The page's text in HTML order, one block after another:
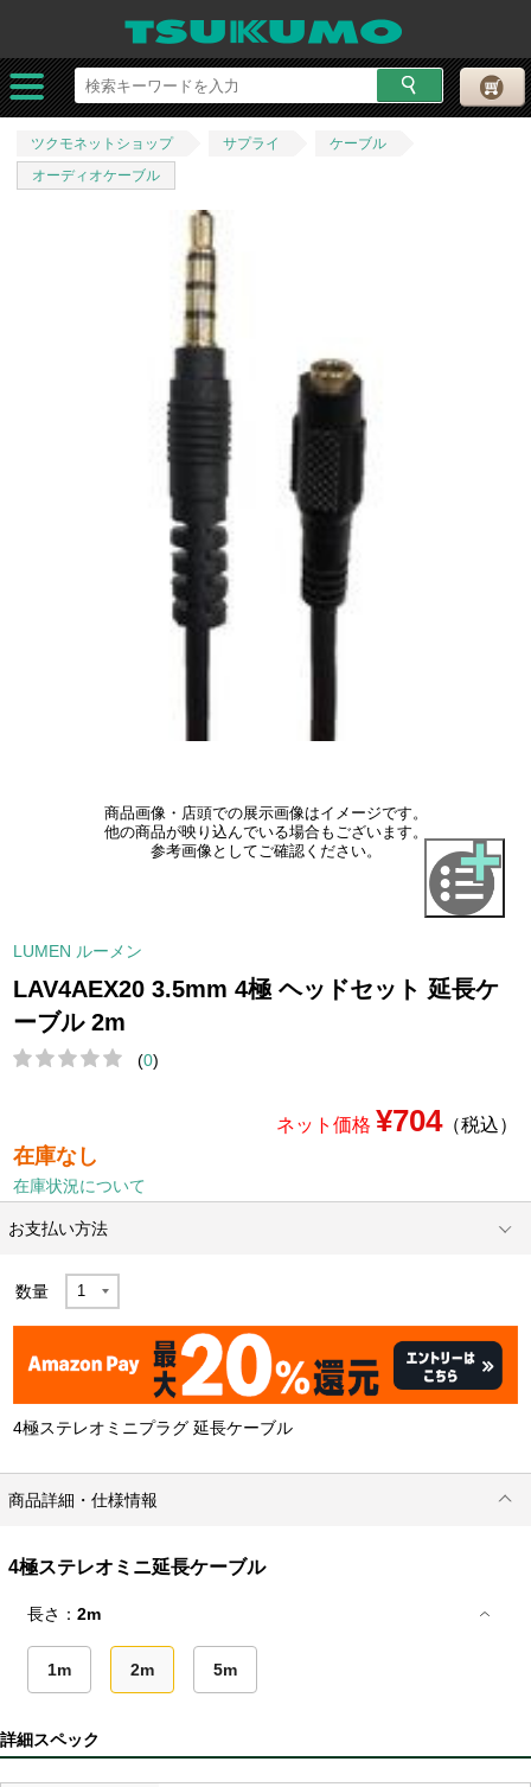
ツクモネットショップ サプライ
ケーブル
オーディオケーブル
商品画像・店頭での展示画像はイメージです。
他の商品が映り込んでいる場合もございます。
参考画像としてご確認ください。
LUMEN ルーメン
LAV4AEX20 3.5mm 4極 ヘッドセット 延長ケ
ーブル 2m
(0)
ネット価格 ¥704（税込）
在庫なし
在庫状況について
お支払い方法
数量
4極ステレオミニプラグ 延長ケーブル
商品詳細・仕様情報
4極ステレオミニ延長ケーブル
長さ：2m
1m 2m 5m
詳細スペック